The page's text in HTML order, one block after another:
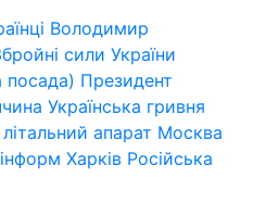
Володимир
сили України
посада) Президент
Українська гривня
апарат Москва
Харків Російська